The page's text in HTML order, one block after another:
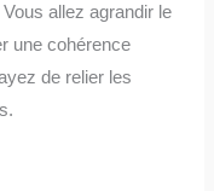
allez agrandir le
une cohérence
de relier les